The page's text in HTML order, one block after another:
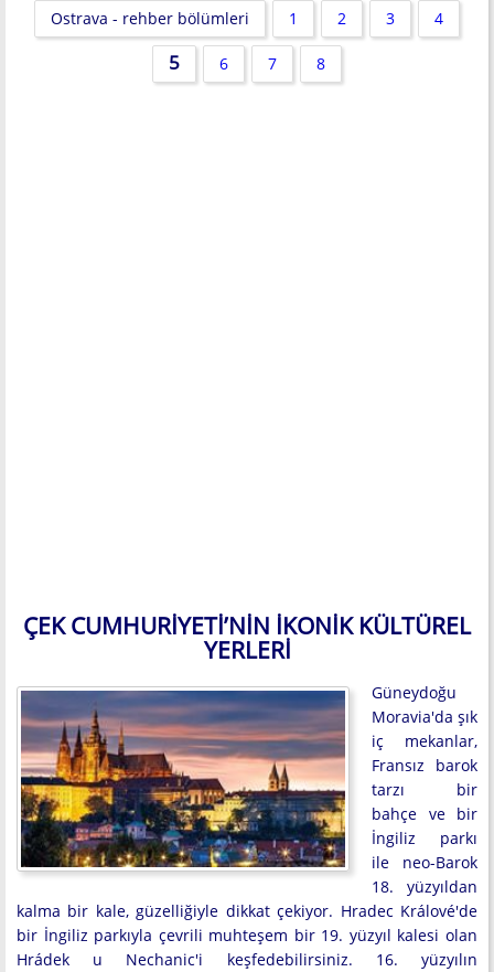
Ostrava - rehber bölümleri 1 2 3 4
5 6 7 8
ÇEK CUMHURIYETI’NIN İKONIK KÜLTÜREL
YERLERI
Güneydoğu
Moravia'da şık
iç mekanlar,
Fransız barok
tarzı bir
bahçe ve bir
İngiliz parkı
ile neo-Barok
18. yüzyıldan
kalma bir kale, güzelliğiyle dikkat çekiyor. Hradec Králové'de
bir İngiliz parkıyla çevrili muhteşem bir 19. yüzyıl kalesi olan
Hrádek u Nechanic'i keşfedebilirsiniz. 16. yüzyılın